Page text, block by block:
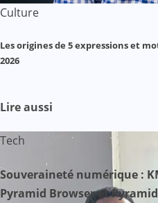
Culture
Les origines de 5 expressions et
2026
Lire aussi
Tech
Souveraineté numérique :
Pyramid Browser et